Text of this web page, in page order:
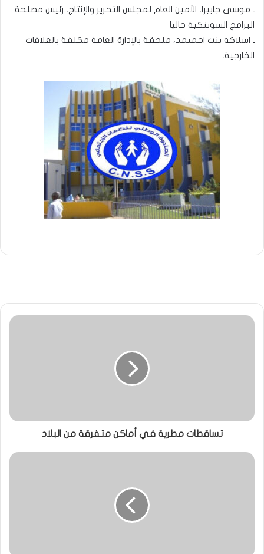
ـ موسى جابيرا، الأمين العام لمجلس التحرير والإنتاج، رئيس مصلحة
البرامج السوننكية حاليا
ـ اسلاكه بنت احميمد، ملحقة بالإدارة العامة مكلفة بالعلاقات
الخارجية.
تساقطات مطرية في أماكن متفرقة من البلاد